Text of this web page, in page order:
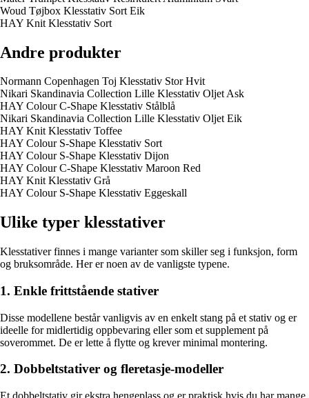
Woud Tøjbox Klesstativ Sort Eik
HAY Knit Klesstativ Sort
Andre produkter
Normann Copenhagen Toj Klesstativ Stor Hvit
Nikari Skandinavia Collection Lille Klesstativ Oljet Ask
HAY Colour C-Shape Klesstativ Stålblå
Nikari Skandinavia Collection Lille Klesstativ Oljet Eik
HAY Knit Klesstativ Toffee
HAY Colour S-Shape Klesstativ Sort
HAY Colour S-Shape Klesstativ Dijon
HAY Colour C-Shape Klesstativ Maroon Red
HAY Knit Klesstativ Grå
HAY Colour S-Shape Klesstativ Eggeskall
Ulike typer klesstativer
Klesstativer finnes i mange varianter som skiller seg i funksjon, form
og bruksområde. Her er noen av de vanligste typene.
1. Enkle frittstående stativer
Disse modellene består vanligvis av en enkelt stang på et stativ og er
ideelle for midlertidig oppbevaring eller som et supplement på
soverommet. De er lette å flytte og krever minimal montering.
2. Dobbeltstativer og fleretasje-modeller